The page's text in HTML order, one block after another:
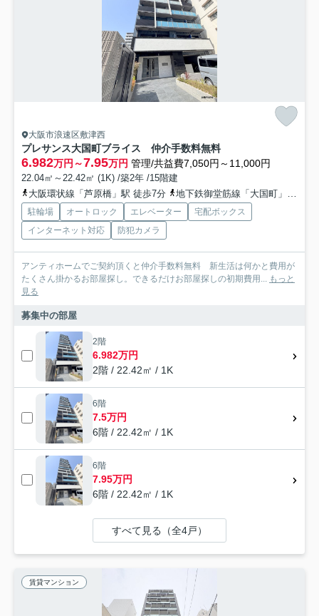
大阪市浪速区敷津西
プレサンス大国町ブライス 仲介手数料無料
6.982万円～7.95万円 管理/共益費7,050円～11,000円
22.04㎡～22.42㎡ (1K) /築2年 /15階建
大阪環状線「芦原橋」駅 徒歩7分
地下鉄御堂筋線「大国町」駅 徒歩8分
駐輪場 オートロック エレベーター
宅配ボックス
インターネット対応
防犯カメラ
アンティホームでご契約頂くと仲介手数料無料 新生活は何かと費用が
たくさん掛かるお部屋探し。できるだけお部屋探しの初期費用...
もっと
見る
募集中の部屋
2階
6.982万円
2階 / 22.42㎡ / 1K
6階
7.5万円
6階 / 22.42㎡ / 1K
6階
7.95万円
6階 / 22.42㎡ / 1K
すべて見る（全4戸）
賃貸マンション